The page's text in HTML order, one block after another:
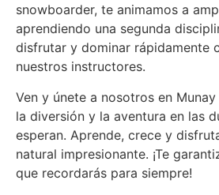
snowboarder, te animamos a
aprendiendo una segunda
disfrutar y dominar rápidamente
nuestros instructores.
Ven y únete a nosotros en
la diversión y la aventura en las
esperan. Aprende, crece y
natural impresionante. ¡Te
que recordarás para siempre!